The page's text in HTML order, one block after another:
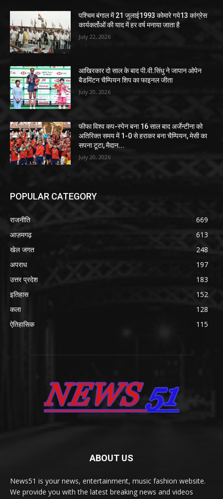
पश्चिम बंगाल में 21 जुलाई1993 कोमारे गये13 कांग्रेस
कार्यकर्तोओं की याद में हर वर्ष मनाया जाता है
July 22, 2026
आखिरकार दो साल के बाद पी.वी.सिंधु ने जापान ओपेन
बैडमिंटन चैम्पियन शिप का फाइनल जीता
July 20, 2026
फीफा विश्व कप-स्पेन बना 16 साल बाद अर्जेन्टीना को
अतिरिक्त समय में 1-0 से हराकर बना चैम्पियन, मेसी का
सपना टूटा, मैदान...
July 20, 2026
POPULAR CATEGORY
राजनीति
669
आज़मगढ़
613
खेल जगत
248
अपराध
197
उत्तर प्रदेश
183
इतिहास
152
कला
128
ऐतिहासिक
115
ABOUT US
News51 is your news, entertainment, music fashion website.
We provide you with the latest breaking news and videos